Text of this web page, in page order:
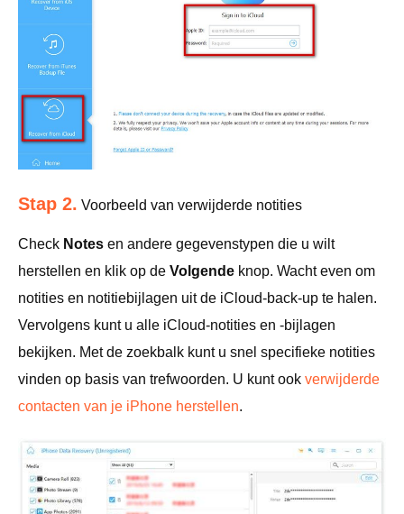
Stap 2. Voorbeeld van verwijderde notities
Check Notes en andere gegevenstypen die u wilt
herstellen en klik op de Volgende knop. Wacht even om
notities en notitiebijlagen uit de iCloud-back-up te halen.
Vervolgens kunt u alle iCloud-notities en -bijlagen
bekijken. Met de zoekbalk kunt u snel specifieke notities
vinden op basis van trefwoorden. U kunt ook verwijderde
contacten van je iPhone herstellen.